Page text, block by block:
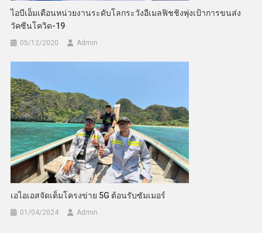
ไอบีเอ็มเตือนหน่วยงานระดับโลกระวังอีเมลฟิชชิงพุ่งเป้าการขนส่ง
วัคซีนโควิด-19
05/12/2020 Admin
เอไอเอสจัดเต็มโครงข่าย 5G ต้อนรับซัมเมอร์
01/04/2024 Admin